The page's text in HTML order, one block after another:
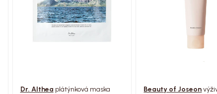
Dr. Althea plátýnková maska
Beauty of Joseon